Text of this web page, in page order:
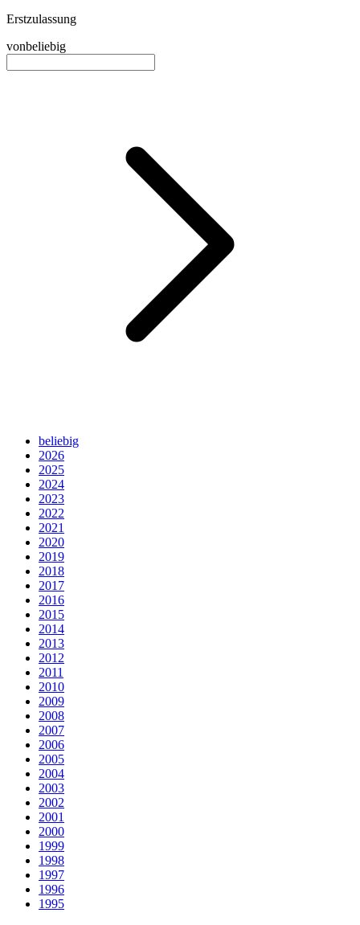
Erstzulassung
vonbeliebig
beliebig
2026
2025
2024
2023
2022
2021
2020
2019
2018
2017
2016
2015
2014
2013
2012
2011
2010
2009
2008
2007
2006
2005
2004
2003
2002
2001
2000
1999
1998
1997
1996
1995